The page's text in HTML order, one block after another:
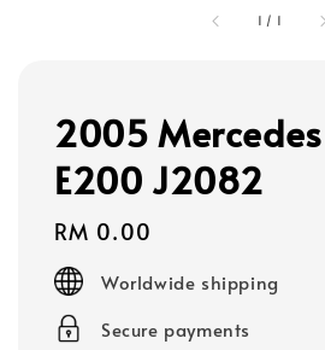
1 / 1
2005
E200 J2082
Regular
price
RM 0.00
Worldwide shipping
Secure payments